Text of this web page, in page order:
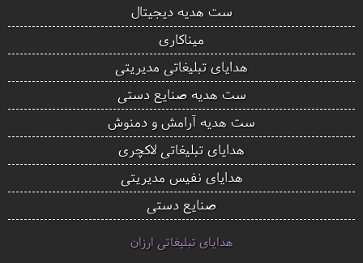
ست هدیه دیجیتال
میناکاری
هدایای تبلیغاتی مدیریتی
ست هدیه صنایع دستی
ست هدیه آرامش و دمنوش
هدایای تبلیغاتی لاکچری
هدایای نفیس مدیریتی
صنایع دستی
هدایای تبلیغاتی ارزان